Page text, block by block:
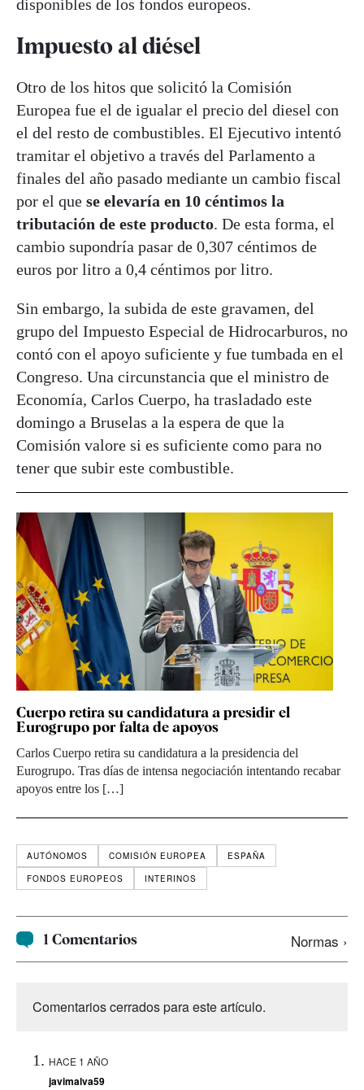
disponibles de los fondos europeos.
Impuesto al diésel
Otro de los hitos que solicitó la Comisión
Europea fue el de igualar el precio del diesel con
el del resto de combustibles. El Ejecutivo intentó
tramitar el objetivo a través del Parlamento a
finales del año pasado mediante un cambio fiscal
por el que se elevaría en 10 céntimos la
tributación de este producto. De esta forma, el
cambio supondría pasar de 0,307 céntimos de
euros por litro a 0,4 céntimos por litro.
Sin embargo, la subida de este gravamen, del
grupo del Impuesto Especial de Hidrocarburos, no
contó con el apoyo suficiente y fue tumbada en el
Congreso. Una circunstancia que el ministro de
Economía, Carlos Cuerpo, ha trasladado este
domingo a Bruselas a la espera de que la
Comisión valore si es suficiente como para no
tener que subir este combustible.
Cuerpo retira su candidatura a presidir el
Eurogrupo por falta de apoyos
Carlos Cuerpo retira su candidatura a la presidencia del
Eurogrupo. Tras días de intensa negociación intentando recabar
apoyos entre los […]
AUTÓNOMOS COMISIÓN EUROPEA
ESPAÑA
FONDOS EUROPEOS
INTERINOS
1 Comentarios Normas ›
Comentarios cerrados para este artículo.
HACE 1 AÑO
javimalva59